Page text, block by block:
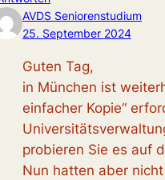
AVDS Seniorenstudium
25. September 2024
Guten Tag,
in München ist
einfacher Kopie“
probieren Sie es auf
Nun hatten aber